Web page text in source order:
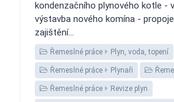
kondenzačního plynového kotle -
výstavba nového komína -
zajištění...
Řemeslné práce Plyn, voda, topení
Řemeslné práce Plynaři
Řemeslné práce Revize plyn